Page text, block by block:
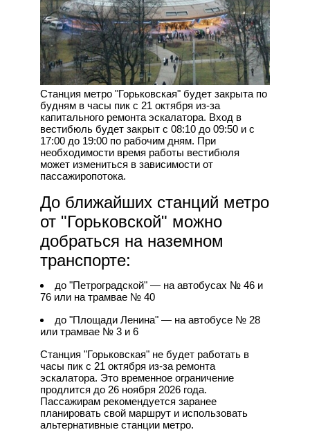
Станция метро "Горьковская" будет закрыта по
будням в часы пик с 21 октября из-за
капитального ремонта эскалатора. Вход в
вестибюль будет закрыт с 08:10 до 09:50 и с
17:00 до 19:00 по рабочим дням. При
необходимости время работы вестибюля
может измениться в зависимости от
пассажиропотока.
До ближайших станций метро
от "Горьковской" можно
добраться на наземном
транспорте:
до "Петроградской" — на автобусах № 46 и
76 или на трамвае № 40
до "Площади Ленина" — на автобусе № 28
или трамвае № 3 и 6
Станция "Горьковская" не будет работать в
часы пик с 21 октября из-за ремонта
эскалатора. Это временное ограничение
продлится до 26 ноября 2026 года.
Пассажирам рекомендуется заранее
планировать свой маршрут и использовать
альтернативные станции метро.